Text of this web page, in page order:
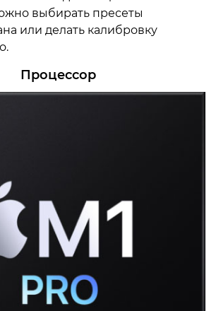
выбирать пресеты
или делать калибровку
Процессор